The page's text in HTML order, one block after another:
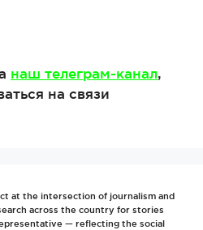
наш телеграм-канал,
на связи
at the intersection of journalism and
across the country for stories
— reflecting the social